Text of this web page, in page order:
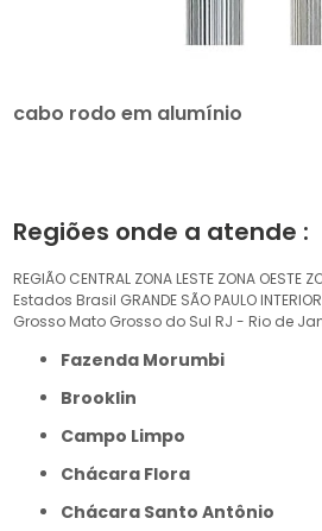
cabo rodo em alumínio
Regiões onde a atende :
REGIÃO CENTRAL ZONA LESTE ZONA OESTE
Estados Brasil GRANDE SÃO PAULO INTERIOR
Grosso Mato Grosso do Sul RJ - Rio de
Fazenda Morumbi
Brooklin
Campo Limpo
Chácara Flora
Chácara Santo Antônio